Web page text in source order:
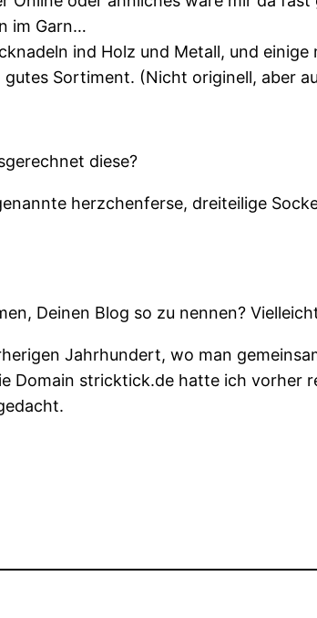
im Garn…
ind Holz und Metall, und
Sortiment. (Nicht originell, aber
diese?
herzchenferse, dreiteilige
Deinen Blog so zu nennen?
Jahrhundert, wo man
Domain stricktick.de hatte ich